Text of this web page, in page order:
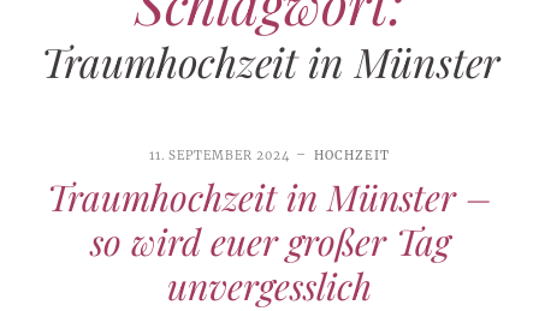
Traumhochzeit in Münster
11. SEPTEMBER 2024 HOCHZEIT
Traumhochzeit in Münster –
so wird euer großer Tag
unvergesslich